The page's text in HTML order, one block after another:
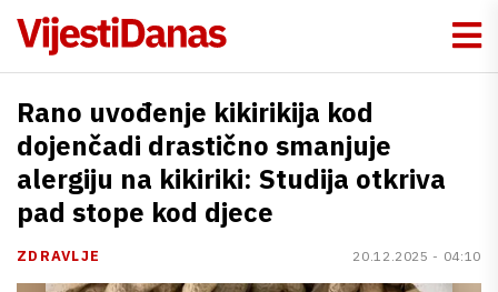
Rano uvođenje kikirikija kod
dojenčadi drastično smanjuje
alergiju na kikiriki: Studija otkriva
pad stope kod djece
ZDRAVLJE 20.12.2025 - 04:10